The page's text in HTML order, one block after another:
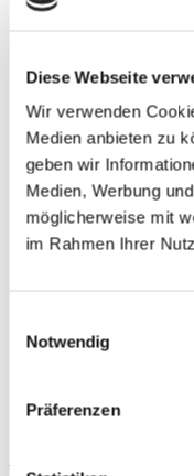
Diese Webseite
Wir verwenden
Medien anbieten zu
geben wir
Medien, Werbung
möglicherweise mit
im Rahmen Ihrer
Notwendig
Präferenzen
Wegfinder
Rendezvous im